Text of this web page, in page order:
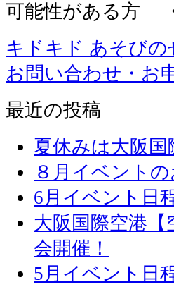
可能性がある方
キドキド あそびの
お問い合わせ・お
最近の投稿
夏休みは大阪
８月イベント
6月イベント日
大阪国際空港【
会開催！
5月イベント日